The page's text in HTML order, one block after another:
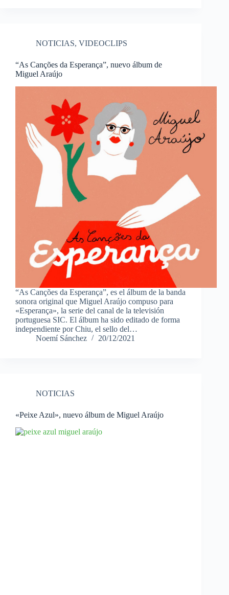
NOTICIAS, VIDEOCLIPS
“As Canções da Esperança”, nuevo álbum de
Miguel Araújo
“As Canções da Esperança”, es el álbum de la banda
sonora original que Miguel Araújo compuso para
«Esperança», la serie del canal de la televisión
portuguesa SIC. El álbum ha sido editado de forma
independiente por Chiu, el sello del…
Noemí Sánchez
20/12/2021
NOTICIAS
«Peixe Azul», nuevo álbum de Miguel Araújo